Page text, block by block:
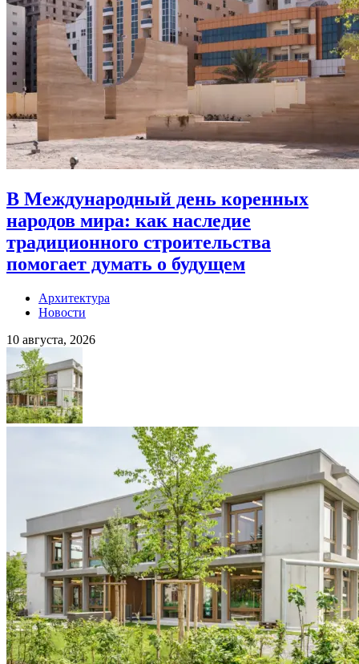
В Международный день коренных
народов мира: как наследие
традиционного строительства
помогает думать о будущем
Архитектура
Новости
10 августа, 2026